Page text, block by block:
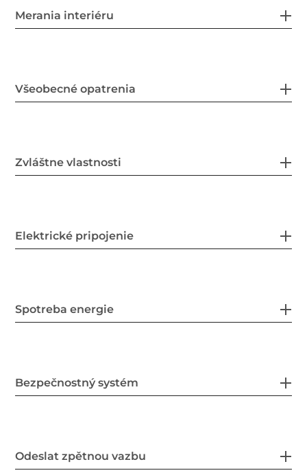
Merania interiéru
Všeobecné opatrenia
Zvláštne vlastnosti
Elektrické pripojenie
Spotreba energie
Bezpečnostný systém
Odeslat zpětnou vazbu